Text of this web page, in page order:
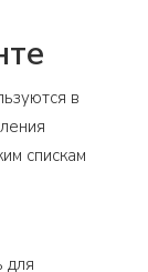
в
спискам
для